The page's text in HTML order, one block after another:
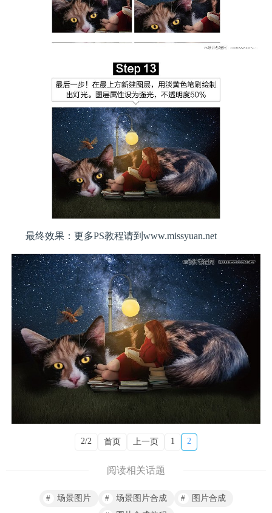
最终效果：更多PS教程请到www.missyuan.net
2/2 首页 上一页 1 2
阅读相关话题
场景图片 场景图片合成
图片合成